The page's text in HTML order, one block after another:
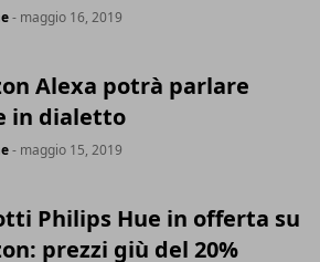
- maggio 16, 2019
Alexa potrà parlare
in dialetto
- maggio 15, 2019
Philips Hue in offerta su
prezzi giù del 20%